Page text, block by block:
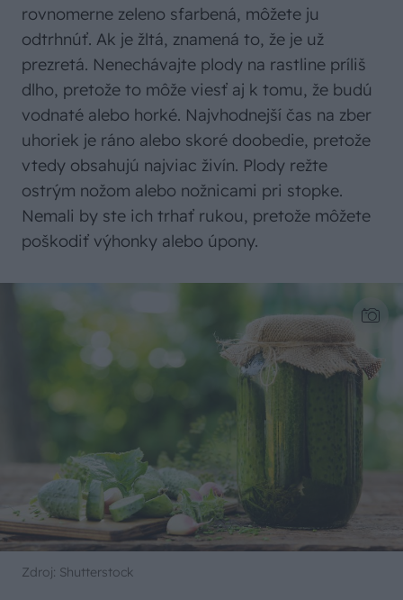
rovnomerne zeleno sfarbená, môžete ju
odtrhnúť. Ak je žltá, znamená to, že je už
prezretá. Nenechávajte plody na rastline príliš
dlho, pretože to môže viesť aj k tomu, že budú
vodnaté alebo horké. Najvhodnejší čas na zber
uhoriek je ráno alebo skoré doobedie, pretože
vtedy obsahujú najviac živín. Plody režte
ostrým nožom alebo nožnicami pri stopke.
Nemali by ste ich trhať rukou, pretože môžete
poškodiť výhonky alebo úpony.
Zdroj: Shutterstock